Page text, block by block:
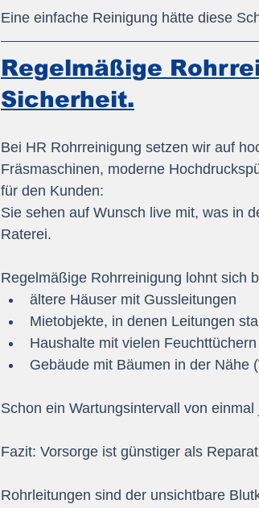
Eine einfache Reinigung hätte diese
Regelmäßige
Sicherheit.
Bei HR Rohrreinigung setzen wir auf
Fräsmaschinen, moderne
für den Kunden:
Sie sehen auf Wunsch live mit, was in
Raterei.
Regelmäßige Rohrreinigung lohnt sich
ältere Häuser mit Gussleitungen
Mietobjekte, in denen Leitungen
Haushalte mit vielen
Gebäude mit Bäumen in der Nähe
Schon ein Wartungsintervall von
Fazit: Vorsorge ist günstiger als
Rohrleitungen sind der unsichtbare